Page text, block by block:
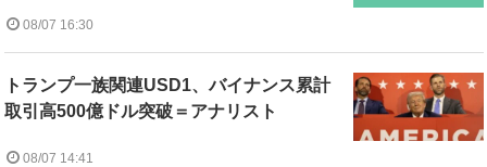
08/07 16:30
トランプ一族関連USD1、バイナンス累計
取引高500億ドル突破＝アナリスト
08/07 14:41